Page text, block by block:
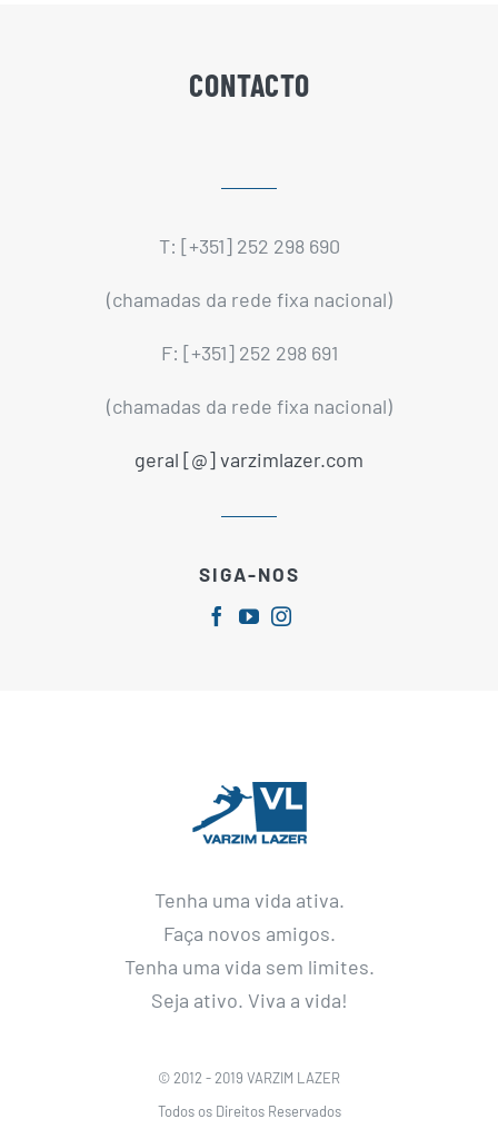
CONTACTO
T: [+351] 252 298 690
(chamadas da rede fixa nacional)
F: [+351] 252 298 691
(chamadas da rede fixa nacional)
geral [@] varzimlazer.com
SIGA-NOS
Tenha uma vida ativa.
Faça novos amigos.
Tenha uma vida sem limites.
Seja ativo. Viva a vida!
© 2012 - 2019 VARZIM LAZER
Todos os Direitos Reservados